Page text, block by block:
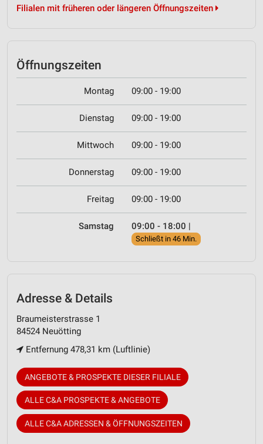
Filialen mit früheren oder längeren Öffnungszeiten
Öffnungszeiten
Montag 09:00 - 19:00
Dienstag 09:00 - 19:00
Mittwoch 09:00 - 19:00
Donnerstag 09:00 - 19:00
Freitag 09:00 - 19:00
Samstag 09:00 - 18:00 |
Schließt in 46 Min.
Adresse & Details
Braumeisterstrasse 1
84524 Neuötting
Entfernung 478,31 km (Luftlinie)
ANGEBOTE & PROSPEKTE DIESER FILIALE
ALLE C&A PROSPEKTE & ANGEBOTE
ALLE C&A ADRESSEN & ÖFFNUNGSZEITEN